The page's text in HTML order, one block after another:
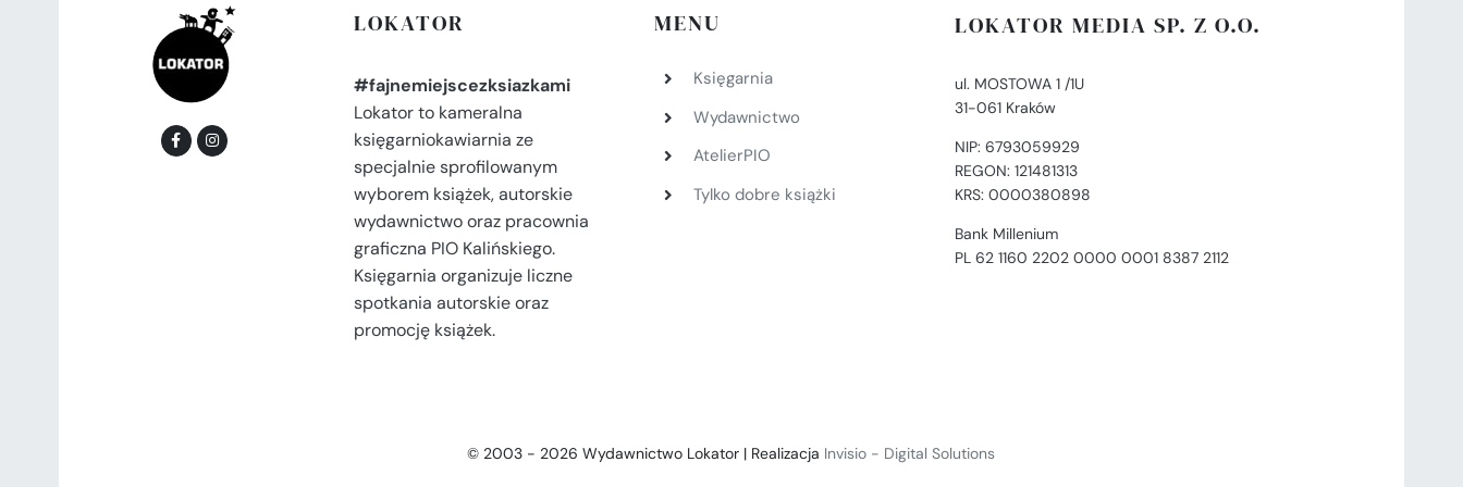
LOKATOR
#fajnemiejscezksiazkami
Lokator to kameralna
księgarniokawiarnia ze
specjalnie sprofilowanym
wyborem książek, autorskie
wydawnictwo oraz pracownia
graficzna PIO Kalińskiego.
Księgarnia organizuje liczne
spotkania autorskie oraz
promocję książek.
MENU
Księgarnia
Wydawnictwo
AtelierPIO
Tylko dobre książki
LOKATOR MEDIA SP. Z O.O.
ul. MOSTOWA 1 /1U
31-061 Kraków
NIP: 6793059929
REGON: 121481313
KRS: 0000380898
Bank Millenium
PL 62 1160 2202 0000 0001 8387 2112
© 2003 - 2026 Wydawnictwo Lokator | Realizacja Invisio - Digital Solutions